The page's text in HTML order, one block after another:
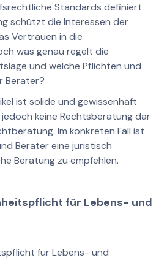
Standards definiert
schützt die Interessen der
Vertrauen in die
was genau regelt die
und welche Pflichten und
Berater?
ist solide und gewissenhaft
keine Rechtsberatung dar
Im konkreten Fall ist
Berater eine juristisch
Beratung zu empfehlen.
für Lebens- und
für Lebens- und